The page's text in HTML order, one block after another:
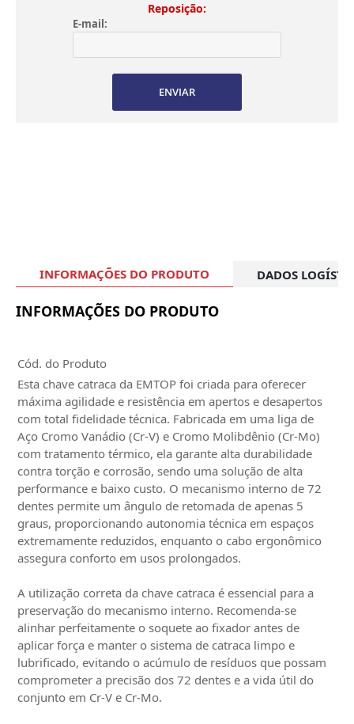
Reposição:
E-mail:
ENVIAR
INFORMAÇÕES DO PRODUTO DADOS
INFORMAÇÕES DO PRODUTO
Cód. do Produto
Esta chave catraca da EMTOP foi criada para oferecer
máxima agilidade e resistência em apertos e desapertos
com total fidelidade técnica. Fabricada em uma liga de
Aço Cromo Vanádio (Cr-V) e Cromo Molibdênio (Cr-Mo)
com tratamento térmico, ela garante alta durabilidade
contra torção e corrosão, sendo uma solução de alta
performance e baixo custo. O mecanismo interno de 72
dentes permite um ângulo de retomada de apenas 5
graus, proporcionando autonomia técnica em espaços
extremamente reduzidos, enquanto o cabo ergonômico
assegura conforto em usos prolongados.
A utilização correta da chave catraca é essencial para a
preservação do mecanismo interno. Recomenda-se
alinhar perfeitamente o soquete ao fixador antes de
aplicar força e manter o sistema de catraca limpo e
lubrificado, evitando o acúmulo de resíduos que possam
comprometer a precisão dos 72 dentes e a vida útil do
conjunto em Cr-V e Cr-Mo.